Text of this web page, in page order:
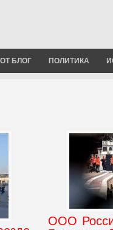
БЛОГ ПОЛИТИКА
OOO